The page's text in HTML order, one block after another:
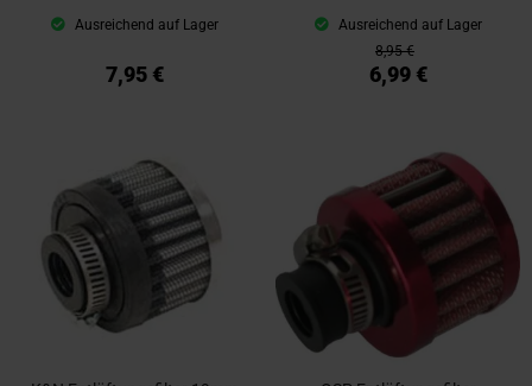
Ausreichend auf Lager
7,95 €
Ausreichend auf Lager
8,95 €
6,99 €